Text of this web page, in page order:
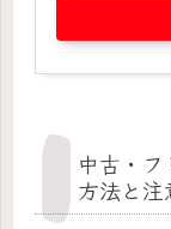
中古・
方法と注